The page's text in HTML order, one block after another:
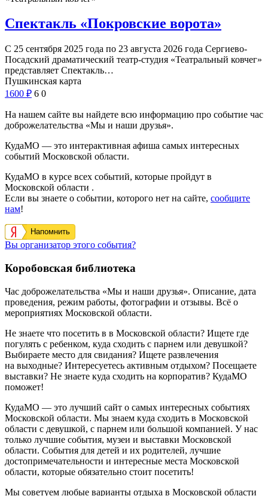
Спектакль «Покровские ворота»
С 25 сентября 2025 года по 23 августа 2026 года Сергиево-
Посадский драматический театр-студия «Театральный ковчег»
представляет Спектакль…
Пушкинская карта
1600 ₽ 6 0
На нашем сайте вы найдете всю информацию про событие час
доброжелательства «Мы и наши друзья».
КудаМО — это интерактивная афиша самых интересных
событий Московской области.
КудаМО в курсе всех событий, которые пройдут в
Московской области .
Если вы знаете о событии, которого нет на сайте, сообщите
нам!
Напомнить
Вы организатор этого события?
Коробовская библиотека
Час доброжелательства «Мы и наши друзья». Описание, дата
проведения, режим работы, фотографии и отзывы. Всё о
мероприятиях Московской области.
Не знаете что посетить в в Московской области? Ищете где
погулять с ребенком, куда сходить с парнем или девушкой?
Выбираете место для свидания? Ищете развлечения
на выходные? Интересуетесь активным отдыхом? Посещаете
выставки? Не знаете куда сходить на корпоратив? КудаМО
поможет!
КудаМО — это лучший сайт о самых интересных событиях
Московской области. Мы знаем куда сходить в Московской
области с девушкой, с парнем или большой компанией. У нас
только лучшие события, музеи и выставки Московской
области. События для детей и их родителей, лучшие
достопримечательности и интересные места Московской
области, которые обязательно стоит посетить!
Мы советуем любые варианты отдыха в Московской области